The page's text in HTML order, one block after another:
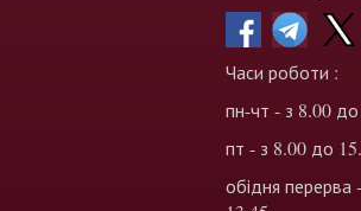
Часи роботи :
пн-чт - з 8.00
пт - з 8.00 до
обідня перерва